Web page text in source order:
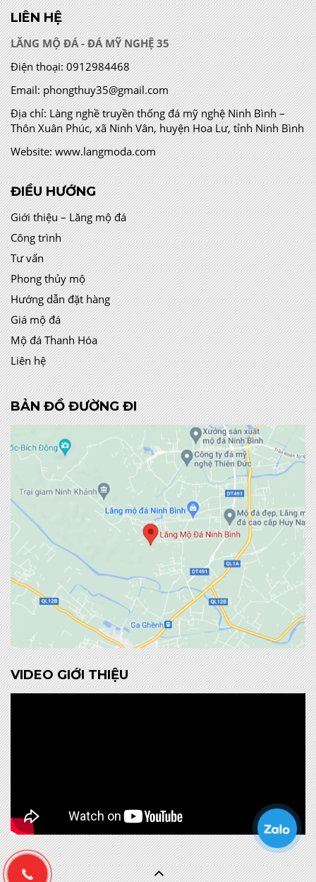
LIÊN HỆ
LĂNG MỘ ĐÁ - ĐÁ MỸ NGHỆ 35
Điện thoại: 0912984468
Email: phongthuy35@gmail.com
Địa chỉ:Làng nghề truyền thống đá mỹ nghệ Ninh Bình –
Thôn Xuân Phúc, xã Ninh Vân, huyện Hoa Lư, tỉnh Ninh Bình
Website: www.langmoda.com
ĐIỀU HƯỚNG
Giới thiệu – Lăng mộ đá
Công trình
Tư vấn
Phong thủy mộ
Hướng dẫn đặt hàng
Giá mộ đá
Mộ đá Thanh Hóa
Liên hệ
BẢN ĐỒ ĐƯỜNG ĐI
VIDEO GIỚI THIỆU